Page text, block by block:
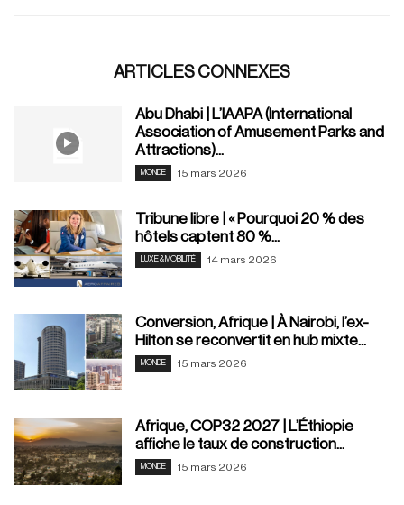
ARTICLES CONNEXES
Abu Dhabi | L’IAAPA (International
Association of Amusement Parks and
Attractions)...
MONDE 15 mars 2026
Tribune libre | « Pourquoi 20 % des
hôtels captent 80 %...
LUXE & MOBILITÉ 14 mars 2026
Conversion, Afrique | À Nairobi, l’ex-
Hilton se reconvertit en hub mixte...
MONDE 15 mars 2026
Afrique, COP32 2027 | L’Éthiopie
affiche le taux de construction...
MONDE 15 mars 2026